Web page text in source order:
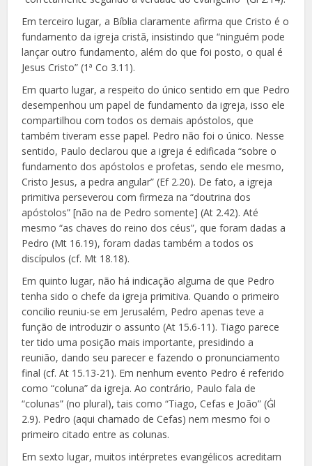
Em terceiro lugar, a Bíblia claramente afirma que Cristo é o
fundamento da igreja cristã, insistindo que “ninguém pode
lançar outro fundamento, além do que foi posto, o qual é
Jesus Cristo” (1ª Co 3.11).
Em quarto lugar, a respeito do único sentido em que Pedro
desempenhou um papel de fundamento da igreja, isso ele
compartilhou com todos os demais apóstolos, que
também tiveram esse papel. Pedro não foi o único. Nesse
sentido, Paulo declarou que a igreja é edificada “sobre o
fundamento dos apóstolos e profetas, sendo ele mesmo,
Cristo Jesus, a pedra angular” (Ef 2.20). De fato, a igreja
primitiva perseverou com firmeza na “doutrina dos
apóstolos” [não na de Pedro somente] (At 2.42). Até
mesmo “as chaves do reino dos céus”, que foram dadas a
Pedro (Mt 16.19), foram dadas também a todos os
discípulos (cf. Mt 18.18).
Em quinto lugar, não há indicação alguma de que Pedro
tenha sido o chefe da igreja primitiva. Quando o primeiro
concilio reuniu-se em Jerusalém, Pedro apenas teve a
função de introduzir o assunto (At 15.6-11). Tiago parece
ter tido uma posição mais importante, presidindo a
reunião, dando seu parecer e fazendo o pronunciamento
final (cf. At 15.13-21). Em nenhum evento Pedro é referido
como “coluna” da igreja. Ao contrário, Paulo fala de
“colunas” (no plural), tais como “Tiago, Cefas e João” (Ġl
2.9). Pedro (aqui chamado de Cefas) nem mesmo foi o
primeiro citado entre as colunas.
Em sexto lugar, muitos intérpretes evangélicos acreditam